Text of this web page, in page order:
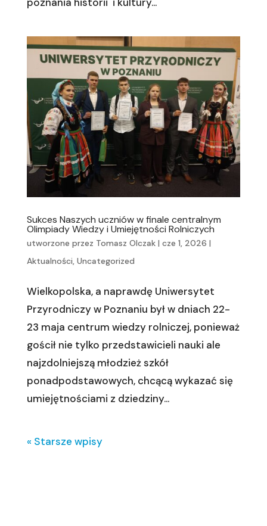
Sukces Naszych uczniów w finale centralnym
Olimpiady Wiedzy i Umiejętności Rolniczych
utworzone przez Tomasz Olczak| cze 1, 2026 |
Aktualności, Uncategorized
Wielkopolska, a naprawdę Uniwersytet
Przyrodniczy w Poznaniu był w dniach 22-
23 maja centrum wiedzy rolniczej, ponieważ
gościł nie tylko przedstawicieli nauki ale
najzdolniejszą młodzież szkół
ponadpodstawowych, chcącą wykazać się
umiejętnościami z dziedziny...
« Starsze wpisy